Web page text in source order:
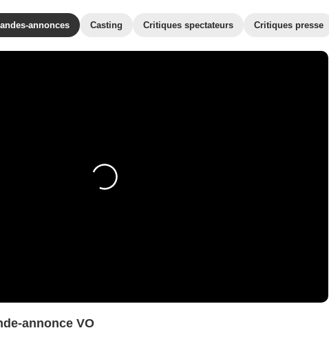
annonces Casting Critiques spectateurs Critiques presse
annonce VO